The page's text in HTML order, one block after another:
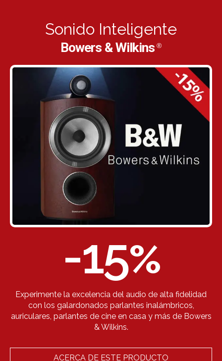
Sonido Inteligente
Bowers & Wilkins ®
-15%
Experimente la excelencia del audio de alta fidelidad
con los galardonados parlantes inalámbricos,
auriculares, parlantes de cine en casa y más de Bowers
& Wilkins.
ACERCA DE ESTE PRODUCTO